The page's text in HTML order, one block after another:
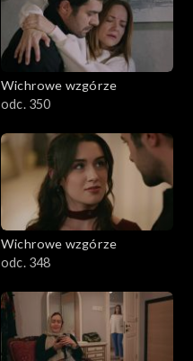
Wichrowe wzgórze
odc. 350
Wichrowe wzgórze
odc. 348